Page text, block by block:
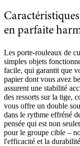
en parfaite
Les porte-rouleaux de
simples objets
facile, qui garantit que
papier dont vous avez
assurent une stabilité
des ressorts sur la tige,
vous offre un double
dans le rythme effréné
pensée qui est non
pour le groupe cible –
l'efficacité et la